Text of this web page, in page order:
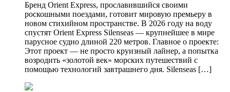
Бренд Orient Express, прославившийся своими
роскошными поездами, готовит мировую премьеру в
новом стихийном пространстве. В 2026 году на воду
спустят Orient Express Silenseas — крупнейшее в мире
парусное судно длиной 220 метров. Главное о проекте:
Этот проект — не просто круизный лайнер, а попытка
возродить «золотой век» морских путешествий с
помощью технологий завтрашнего дня. Silenseas […]